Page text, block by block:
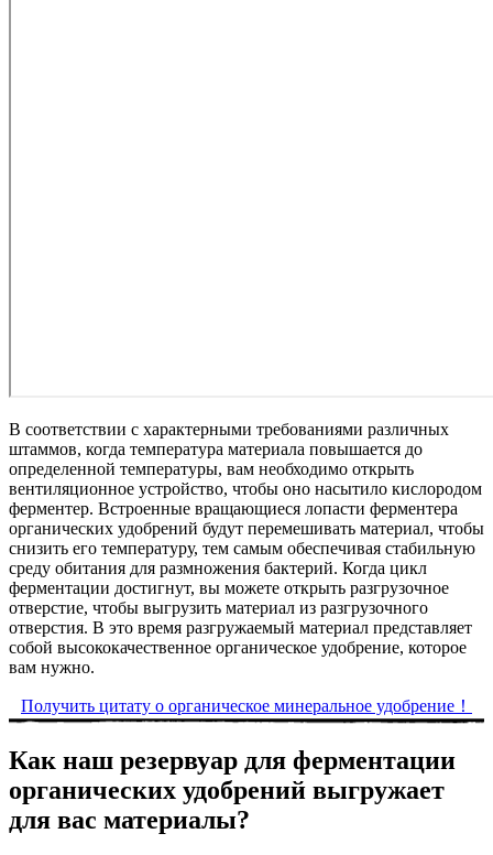
В соответствии с характерными требованиями различных
штаммов, когда температура материала повышается до
определенной температуры, вам необходимо открыть
вентиляционное устройство, чтобы оно насытило кислородом
ферментер. Встроенные вращающиеся лопасти ферментера
органических удобрений будут перемешивать материал, чтобы
снизить его температуру, тем самым обеспечивая стабильную
среду обитания для размножения бактерий. Когда цикл
ферментации достигнут, вы можете открыть разгрузочное
отверстие, чтобы выгрузить материал из разгрузочного
отверстия. В это время разгружаемый материал представляет
собой высококачественное органическое удобрение, которое
вам нужно.
Получить цитату о органическое минеральное удобрение！
Как наш резервуар для ферментации
органических удобрений выгружает
для вас материалы?